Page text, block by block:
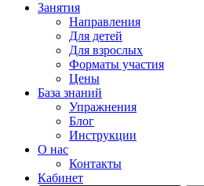
Занятия
Направления
Для детей
Для взрослых
Форматы участия
Цены
База знаний
Упражнения
Блог
Инструкции
О нас
Контакты
Кабинет